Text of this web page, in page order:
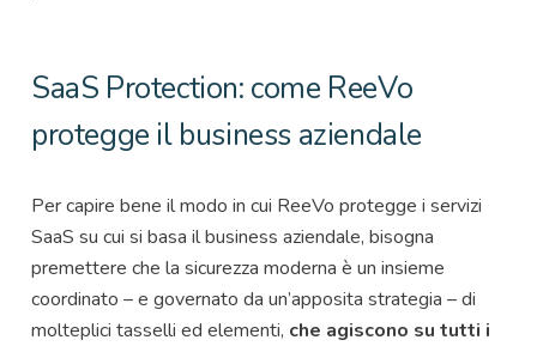
SaaS Protection: come ReeVo
protegge il business aziendale
Per capire bene il modo in cui ReeVo protegge i servizi
SaaS su cui si basa il business aziendale, bisogna
premettere che la sicurezza moderna è un insieme
coordinato – e governato da un’apposita strategia – di
molteplici tasselli ed elementi, che agiscono su tutti i